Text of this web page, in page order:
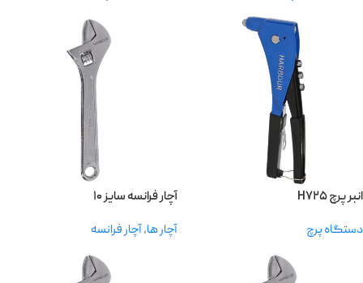
انبر پرچ H۷۲۵
دستگاه پرچ
آچار فرانسه سایز ۱۰
آچار ها,آچار فرانسه